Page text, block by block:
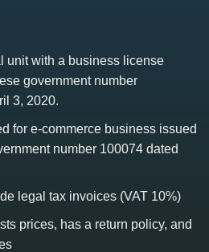
unit with a business license
government number
3, 2020.
for e-commerce business issued
number 100074 dated
legal tax invoices (VAT 10%)
prices, has a return policy, and